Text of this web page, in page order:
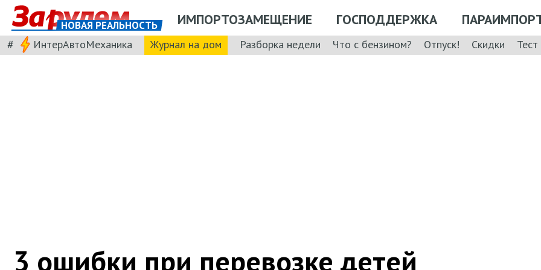
НОВАЯ РЕАЛЬНОСТЬ ИМПОРТОЗАМЕЩЕНИЕ ГОСПОДДЕРЖКА
# ИнтерАвтоМеханика Журнал на дом Разборка недели Что с бензином? Отпуск! Скидки
3 ошибки при перевозке детей